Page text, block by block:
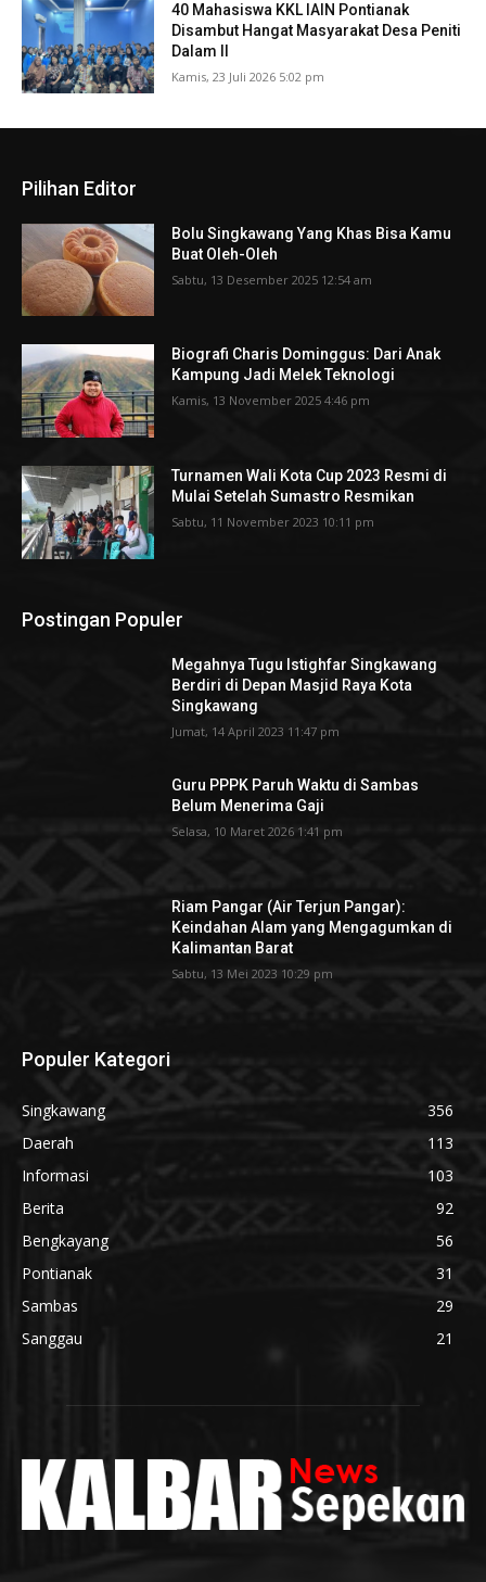
40 Mahasiswa KKL IAIN Pontianak
Disambut Hangat Masyarakat Desa Peniti
Dalam II
Kamis, 23 Juli 2026 5:02 pm
Pilihan Editor
Bolu Singkawang Yang Khas Bisa Kamu
Buat Oleh-Oleh
Sabtu, 13 Desember 2025 12:54 am
Biografi Charis Dominggus: Dari Anak
Kampung Jadi Melek Teknologi
Kamis, 13 November 2025 4:46 pm
Turnamen Wali Kota Cup 2023 Resmi di
Mulai Setelah Sumastro Resmikan
Sabtu, 11 November 2023 10:11 pm
Postingan Populer
Megahnya Tugu Istighfar Singkawang
Berdiri di Depan Masjid Raya Kota
Singkawang
Jumat, 14 April 2023 11:47 pm
Guru PPPK Paruh Waktu di Sambas
Belum Menerima Gaji
Selasa, 10 Maret 2026 1:41 pm
Riam Pangar (Air Terjun Pangar):
Keindahan Alam yang Mengagumkan di
Kalimantan Barat
Sabtu, 13 Mei 2023 10:29 pm
Populer Kategori
Singkawang
356
Daerah
113
Informasi
103
Berita
92
Bengkayang
56
Pontianak
31
Sambas
29
Sanggau
21